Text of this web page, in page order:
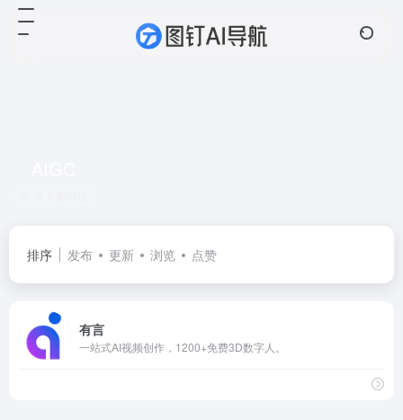
排序 发布 更新 浏览 点赞
有言
一站式AI视频创作，1200+免费3D数字人。